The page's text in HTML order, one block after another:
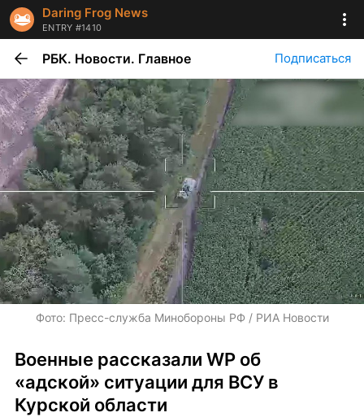
Daring Frog News
ENTRY #1410
РБК. Новости. Главное Подписаться
Фото: Пресс-служба Минобороны РФ / РИА Новости
Военные рассказали WP об
«адской» ситуации для ВСУ в
Курской области